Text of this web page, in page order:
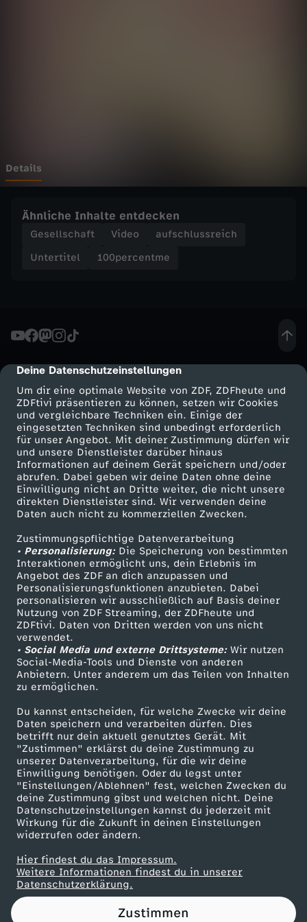
cmp-dialog-description
Deine Datenschutzeinstellungen
Um dir eine optimale Website von ZDF, ZDFheute und
ZDFtivi präsentieren zu können, setzen wir Cookies
und vergleichbare Techniken ein. Einige der
eingesetzten Techniken sind unbedingt erforderlich
für unser Angebot. Mit deiner Zustimmung dürfen wir
und unsere Dienstleister darüber hinaus
Informationen auf deinem Gerät speichern und/oder
abrufen. Dabei geben wir deine Daten ohne deine
Einwilligung nicht an Dritte weiter, die nicht unsere
direkten Dienstleister sind. Wir verwenden deine
Daten auch nicht zu kommerziellen Zwecken.
Zustimmungspflichtige Datenverarbeitung
• Personalisierung:Die Speicherung von bestimmten
Interaktionen ermöglicht uns, dein Erlebnis im
Angebot des ZDF an dich anzupassen und
Personalisierungsfunktionen anzubieten. Dabei
personalisieren wir ausschließlich auf Basis deiner
Nutzung von ZDF Streaming, der ZDFheute und
ZDFtivi. Daten von Dritten werden von uns nicht
verwendet.
• Social Media und externe Drittsysteme:Wir nutzen
Social-Media-Tools und Dienste von anderen
Anbietern. Unter anderem um das Teilen von Inhalten
zu ermöglichen.
Du kannst entscheiden, für welche Zwecke wir deine
Daten speichern und verarbeiten dürfen. Dies
betrifft nur dein aktuell genutztes Gerät. Mit
"Zustimmen" erklärst du deine Zustimmung zu
unserer Datenverarbeitung, für die wir deine
Einwilligung benötigen. Oder du legst unter
"Einstellungen/Ablehnen" fest, welchen Zwecken du
deine Zustimmung gibst und welchen nicht. Deine
Datenschutzeinstellungen kannst du jederzeit mit
Wirkung für die Zukunft in deinen Einstellungen
widerrufen oder ändern.
Hier findest du das Impressum.
Weitere Informationen findest du in unserer
Datenschutzerklärung.
Zustimmen
-
R
a
a
u
s
d
e
r
O
n
l
i
n
e
-
B
u
b
b
l
Details
Ähnliche Inhalte entdecken
Gesellschaft Video
aufschlussreich
Untertitel
100percentme
Mehr ZDF
ZDF-Apps
Smart TV
ZDFtext
Livestreams
Sendungen A-Z
TV-Programm
Service
ZDFmitreden
Kontakt zum ZDF
Tickets
Zuschauerservice
Hilfe
ZDF Unternehmen
Karriere
ZDF goes Schule
Werbefernsehen
Mainzelmännchen
Partner